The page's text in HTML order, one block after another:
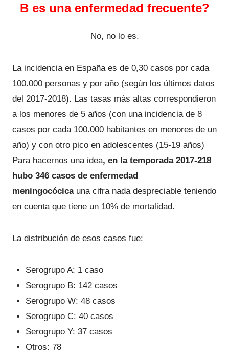
B es una enfermedad frecuente?
No, no lo es.
La incidencia en España es de 0,30 casos por cada
100.000 personas y por año (según los últimos datos
del 2017-2018). Las tasas más altas correspondieron
a los menores de 5 años (con una incidencia de 8
casos por cada 100.000 habitantes en menores de un
año) y con otro pico en adolescentes (15-19 años)
Para hacernos una idea, en la temporada 2017-218
hubo 346 casos de enfermedad
meningocócica una cifra nada despreciable teniendo
en cuenta que tiene un 10% de mortalidad.
La distribución de esos casos fue:
Serogrupo A: 1 caso
Serogrupo B: 142 casos
Serogrupo W: 48 casos
Serogrupo C: 40 casos
Serogrupo Y: 37 casos
Otros: 78